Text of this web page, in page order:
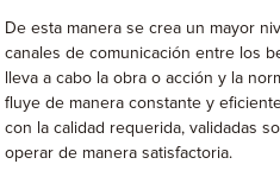
De esta manera se crea un mayor
canales de comunicación entre los
lleva a cabo la obra o acción y la
fluye de manera constante y
con la calidad requerida, validadas
operar de manera satisfactoria.